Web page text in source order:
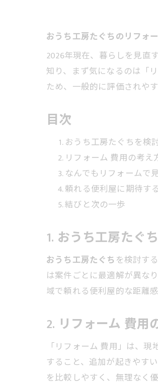
おうち工房たぐちのリフォ
2026年現在、暮らしを見直
知り、まず気になるのは「
ため、一般的に評価されや
目次
おうち工房たぐちを検
リフォーム 費用の考え
なんでもリフォームで
頼れる便利屋に期待す
結びと次の一歩
1. おうち工房たぐ
おうち工房たぐち を検討す
は案件ごとに最適解が異な
域で頼れる便利屋的な距離
2. リフォーム 費
「リフォーム 費用」は、
すること、追加が起きやす
を比較しやすく、無理なく